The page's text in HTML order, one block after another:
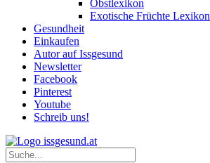
Obstlexikon
Exotische Früchte Lexikon
Gesundheit
Einkaufen
Autor auf Issgesund
Newsletter
Facebook
Pinterest
Youtube
Schreib uns!